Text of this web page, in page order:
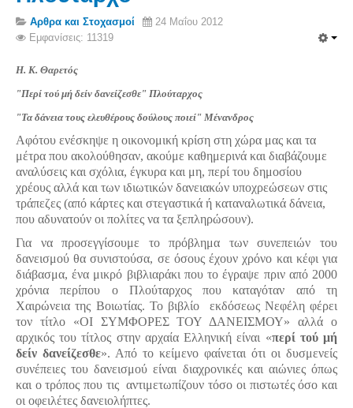
Σερβαίοι Συγγραφείς/Λογoτέχνες
Σερβαίοι Καλλιτέχνες
Σύνδεσμος Σερβαίων
Εφημερίδα Αρτοζήνος
Ηλεκτρονική έκδοση Αρτοζήνου
Θέματα και δράσεις Συνδέσμου
Η ιστοσελίδα μας
Χάρτης του Site (Sitemap)
Επικοινωνία
Τα Νέα
Τα Τελευταία Νέα
Αυτοί που έφυγαν για πάντα
Αρθρα και Στοχασμοί
24 Μαΐου 2012
Εμφανίσεις: 11319
Η. Κ. Θαρετός
"Περί τού μή δείν δανείζεσθε" Πλούταρχος
"Τα δάνεια τους ελευθέρους δούλους ποιεί" Μένανδρος
Αφότου ενέσκηψε η οικονομική κρίση στη χώρα μας και τα
μέτρα που ακολούθησαν, ακούμε καθημερινά και διαβάζουμε
αναλύσεις και σχόλια, έγκυρα και μη, περί του δημοσίου
χρέους αλλά και των ιδιωτικών δανειακών υποχρεώσεων στις
τράπεζες (από κάρτες και στεγαστικά ή καταναλωτικά δάνεια,
που αδυνατούν οι πολίτες να τα ξεπληρώσουν).
Για να προσεγγίσουμε το πρόβλημα των συνεπειών του
δανεισμού θα συνιστούσα, σε όσους έχουν χρόνο και κέφι για
διάβασμα, ένα μικρό βιβλιαράκι που το έγραψε πριν από 2000
χρόνια περίπου ο Πλούταρχος που καταγόταν από τη
Χαιρώνεια της Βοιωτίας. Το βιβλίο εκδόσεως Νεφέλη φέρει
τον τίτλο «ΟΙ ΣΥΜΦΟΡΕΣ ΤΟΥ ΔΑΝΕΙΣΜΟΥ» αλλά ο
αρχικός του τίτλος στην αρχαία Ελληνική είναι «περί τού μή
δείν δανείζεσθε». Από το κείμενο φαίνεται ότι οι δυσμενείς
συνέπειες του δανεισμού είναι διαχρονικές και αιώνιες όπως
και ο τρόπος που τις αντιμετωπίζουν τόσο οι πιστωτές όσο και
οι οφειλέτες δανειολήπτες.